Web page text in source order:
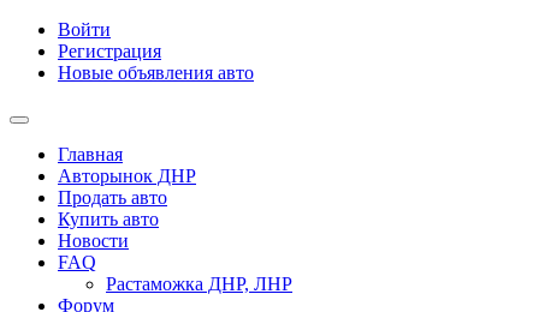
Войти
Регистрация
Новые объявления авто
Главная
Авторынок ДНР
Продать авто
Купить авто
Новости
FAQ
Растаможка ДНР, ЛНР
Форум